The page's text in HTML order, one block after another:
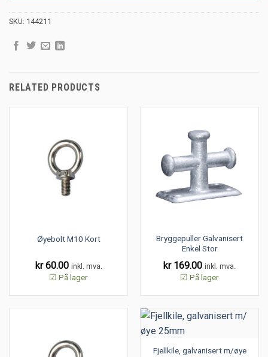
SKU: 144211
RELATED PRODUCTS
Øyebolt M10 Kort
kr60.00 inkl. mva.
☑ På lager
Bryggepuller Galvanisert
Enkel Stor
kr169.00 inkl. mva.
☑ På lager
Fjellkile, galvanisert m/øye